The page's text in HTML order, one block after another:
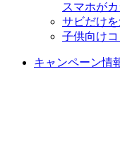
スマホが
サビだけを
子供向けコ
キャンペーン情